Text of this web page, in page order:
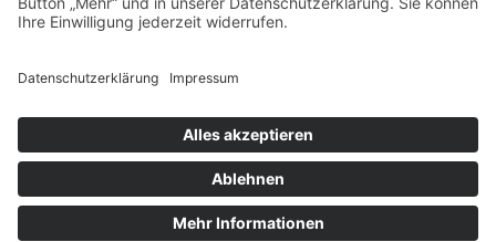
© Osterburg Matratzen 2020. Alle Rechte vorbehalten.
Menü Footer